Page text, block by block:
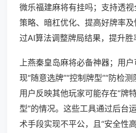
微乐福建麻将有挂吗；支持透
策略、暗杠优化、提高好牌率
过AI算法调整牌局结果，提升胜
上燕秦皇岛麻将必备神器；用
现“随意选牌”“控制牌型”“防检
用户反映其他玩家可能存在“牌
型”的情况。这些工具通过后台
术手段实现不平公，且“安全性高